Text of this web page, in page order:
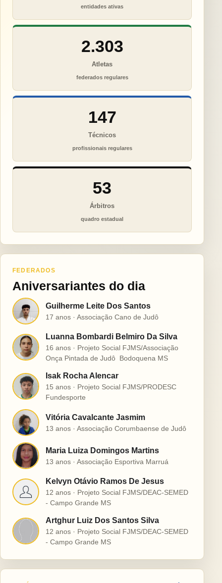
entidades ativas
2.303
Atletas
federados regulares
147
Técnicos
profissionais regulares
53
Árbitros
quadro estadual
FEDERADOS
Aniversariantes do dia
G Guilherme Leite Dos Santos
17 anos · Associação Cano de Judô
L
Luanna Bombardi Belmiro Da Silva
16 anos · Projeto Social FJMS/Associação
Onça Pintada de Judô  Bodoquena MS
I
Isak Rocha Alencar
15 anos · Projeto Social FJMS/PRODESC
Fundesporte
V Vitória Cavalcante Jasmim
13 anos · Associação Corumbaense de Judô
M Maria Luiza Domingos Martins
13 anos · Associação Esportiva Marruá
K
Kelvyn Otávio Ramos De Jesus
12 anos · Projeto Social FJMS/DEAC-SEMED
- Campo Grande MS
Artghur Luiz Dos Santos Silva
12 anos · Projeto Social FJMS/DEAC-SEMED
- Campo Grande MS